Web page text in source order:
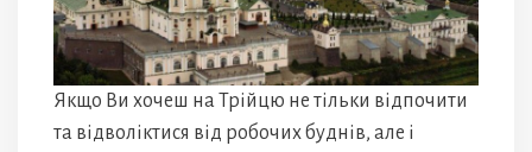
Якщо Ви хочеш на Трійцю не тільки відпочити
та відволіктися від робочих буднів, але і